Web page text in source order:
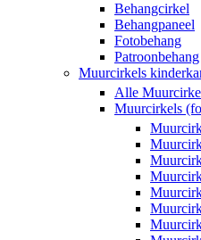
Behangcirkel
Behangpaneel
Fotobehang
Patroonbehang
Muurcirkels
Alle
Muurcirkels